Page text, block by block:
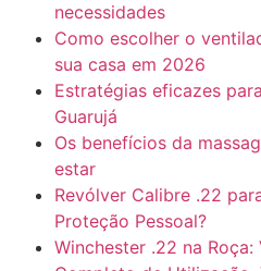
necessidades
Como escolher o
sua casa em 2026
Estratégias eficazes
Guarujá
Os benefícios da
estar
Revólver Calibre .22
Proteção Pessoal?
Winchester .22 na Roça: